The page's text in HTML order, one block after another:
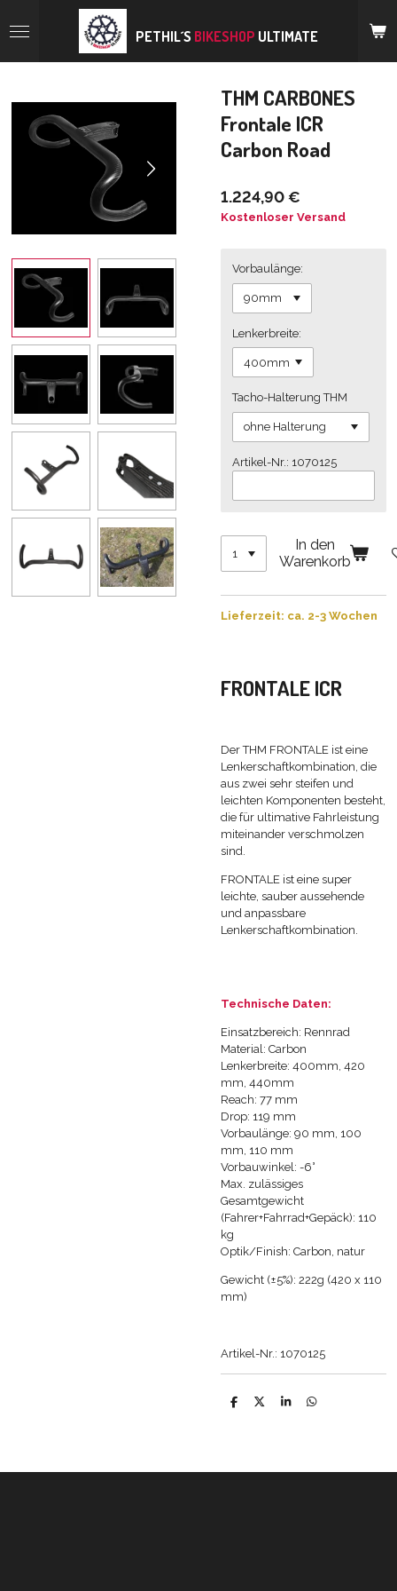
Hauptinhalt
PETHIL´S BIKESHOP ULTIMATE
THM CARBONES
Frontale ICR
Carbon Road
1.224,90 €
Kostenloser Versand
Vorbaulänge:
Lenkerbreite:
Tacho-Halterung THM
Artikel-Nr.: 1070125
In den
Warenkorb
Lieferzeit: ca. 2-3 Wochen
FRONTALE ICR
Der THM FRONTALE ist eine
Lenkerschaftkombination, die
aus zwei sehr steifen und
leichten Komponenten besteht,
die für ultimative Fahrleistung
miteinander verschmolzen
sind.
FRONTALE ist eine super
leichte, sauber aussehende
und anpassbare
Lenkerschaftkombination.
Technische Daten:
Einsatzbereich: Rennrad
Material: Carbon
Lenkerbreite: 400mm, 420
mm, 440mm
Reach: 77 mm
Drop: 119 mm
Vorbaulänge: 90 mm, 100
mm, 110 mm
Vorbauwinkel: -6°
Max. zulässiges
Gesamtgewicht
(Fahrer+Fahrrad+Gepäck): 110
kg
Optik/Finish: Carbon, natur
Gewicht (±5%): 222g (420 x 110
mm)
Artikel-Nr.: 1070125
T
T
T
T